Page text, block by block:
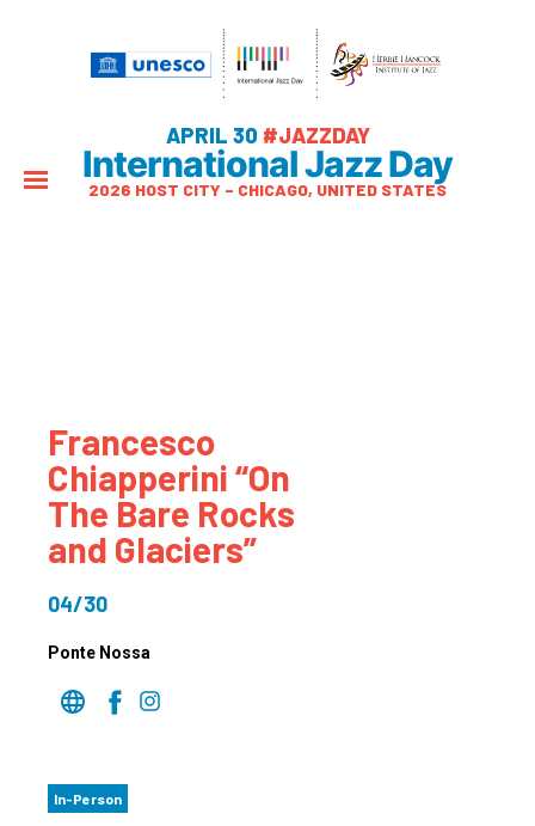
APRIL 30 #JAZZDAY
International Jazz Day
2026 HOST CITY – CHICAGO, UNITED STATES
Francesco
Chiapperini “On
The Bare Rocks
and Glaciers”
04/30
Ponte Nossa
In-Person